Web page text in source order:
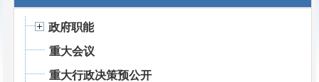
政府职能
重大会议
重大行政决策预公开